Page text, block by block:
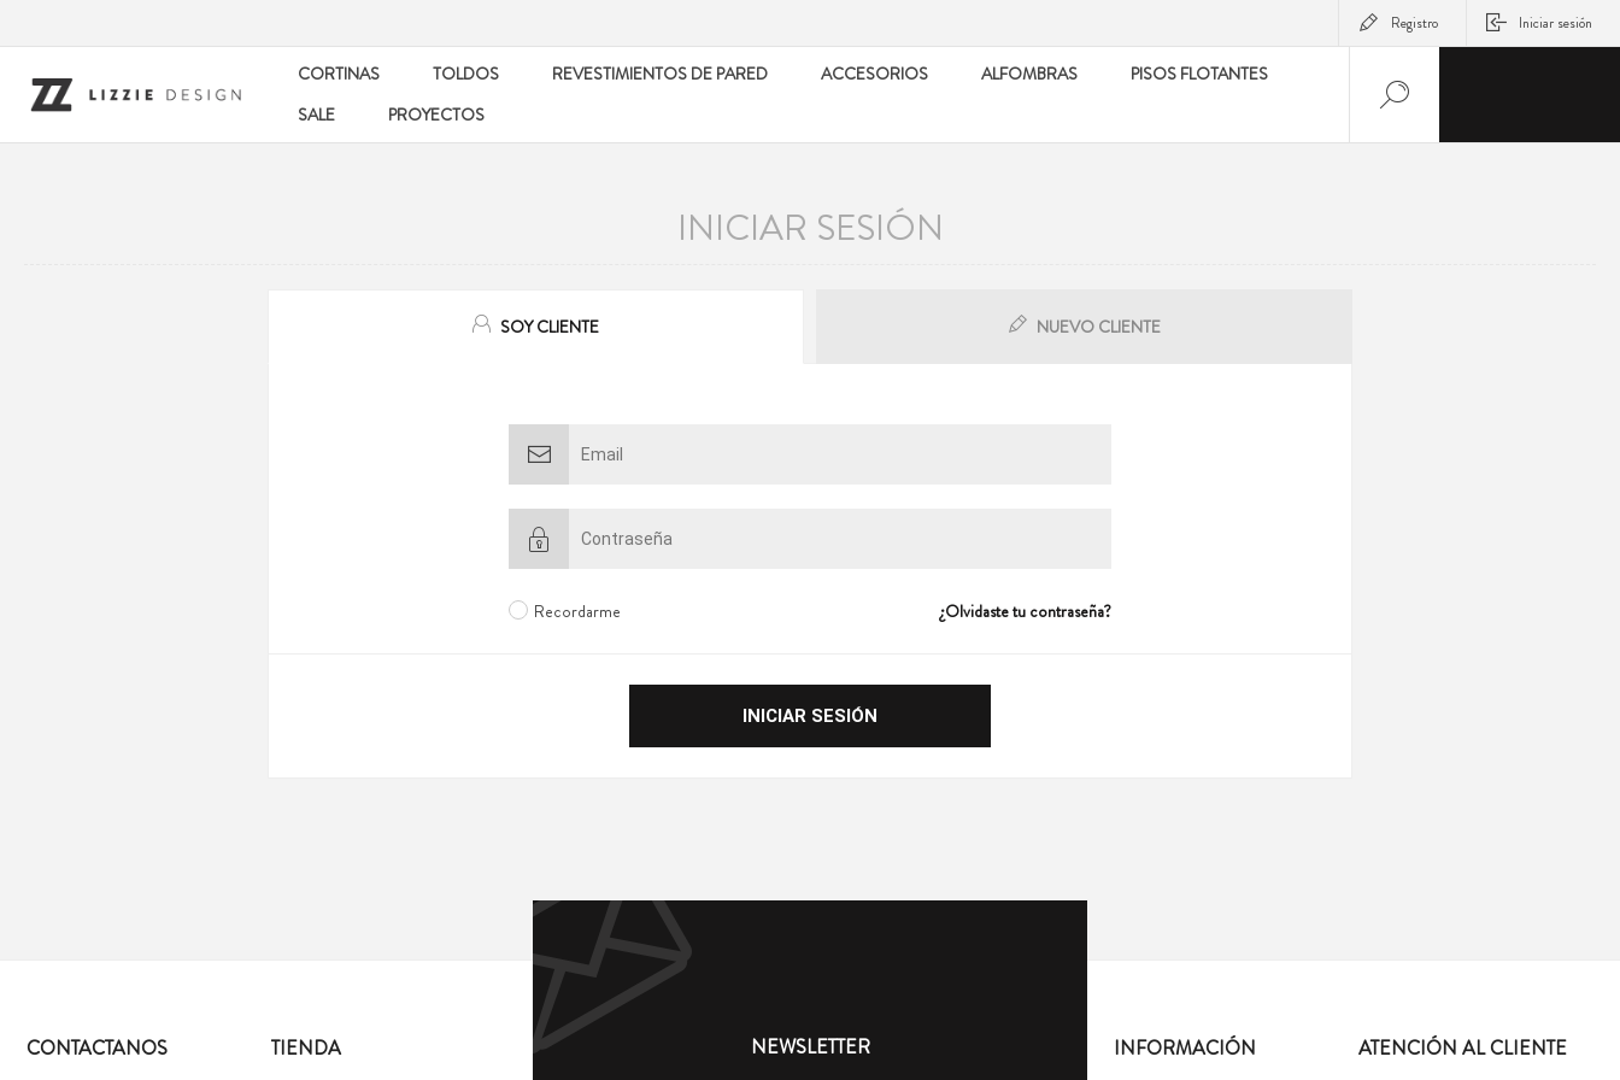
Registro Iniciar sesión
CORTINAS TOLDOS REVESTIMIENTOS DE PARED ACCESORIOS ALFOMBRAS
PISOS FLOTANTES
SALE
PROYECTOS
INICIAR SESIÓN
SOY CLIENTE NUEVO CLIENTE
Recordarme ¿Olvidaste tu contraseña?
NEWSLETTER
CONTACTANOS TIENDA INFORMACIÓN ATENCIÓN AL CLIENTE